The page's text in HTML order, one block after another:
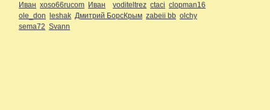
Иван xoso66rucom Иван voditeltrez ctaci clopman16
ole_don leshak Дмитрий БорсКрым zabeii bb olchy
sema72 Svann